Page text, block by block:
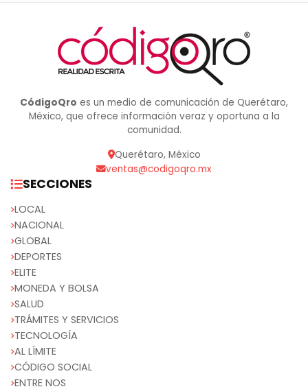
CódigoQro es un medio de comunicación de Querétaro,
México, que ofrece información veraz y oportuna a la
comunidad.
Querétaro, México
ventas@codigoqro.mx
SECCIONES
LOCAL
NACIONAL
GLOBAL
DEPORTES
ELITE
MONEDA Y BOLSA
SALUD
TRÁMITES Y SERVICIOS
TECNOLOGÍA
AL LÍMITE
CÓDIGO SOCIAL
ENTRE NOS